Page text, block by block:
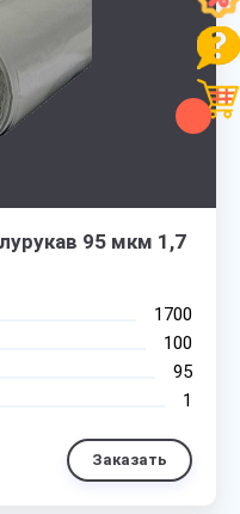
95 мкм 1,7
1700
100
95
1
Заказать